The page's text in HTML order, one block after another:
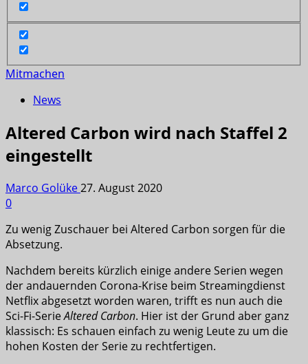
Mitmachen
News
Altered Carbon wird nach Staffel 2
eingestellt
Marco Golüke27. August 2020
0
Zu wenig Zuschauer bei Altered Carbon sorgen für die
Absetzung.
Nachdem bereits kürzlich einige andere Serien wegen
der andauernden Corona-Krise beim Streamingdienst
Netflix abgesetzt worden waren, trifft es nun auch die
Sci-Fi-SerieAltered Carbon. Hier ist der Grund aber ganz
klassisch: Es schauen einfach zu wenig Leute zu um die
hohen Kosten der Serie zu rechtfertigen.